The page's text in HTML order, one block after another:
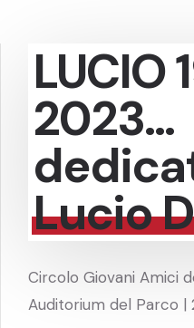
LUCIO
2023…
Lucio
Circolo Giovani Amici
Auditorium del Parco |